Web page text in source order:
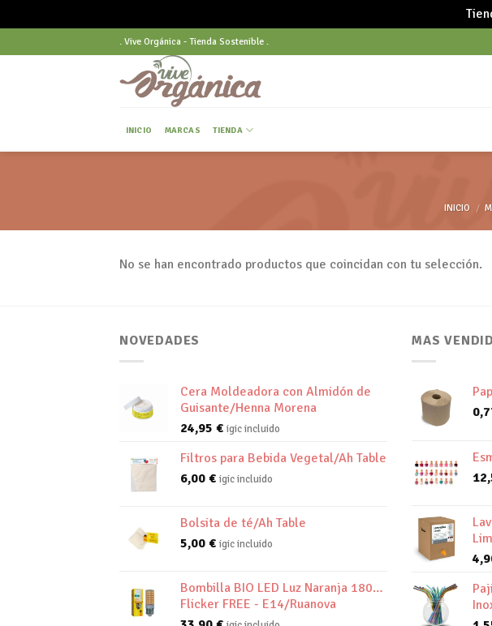
to
. Vive Orgánica - Tienda Sostenible .
INICIO MARCAS TIENDA
INICIO /
No se han encontrado productos que coincidan con tu selección.
NOVEDADES
Cera Moldeadora con Almidón de
Guisante/Henna Morena
24,95 € igic incluido
Filtros para Bebida Vegetal/Ah Table
6,00 € igic incluido
Bolsita de té/Ah Table
5,00 € igic incluido
Bombilla BIO LED Luz Naranja 1800K
Flicker FREE - E14/Ruanova
MAS